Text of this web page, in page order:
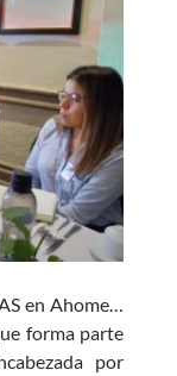
en Ahome…
forma parte
por